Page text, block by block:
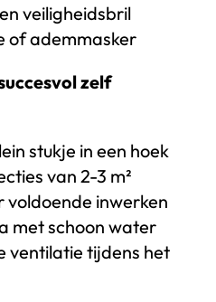
veiligheidsbril
of ademmasker
zelf
stukje in een hoek
van 2-3 m²
inwerken
met schoon water
ventilatie tijdens het